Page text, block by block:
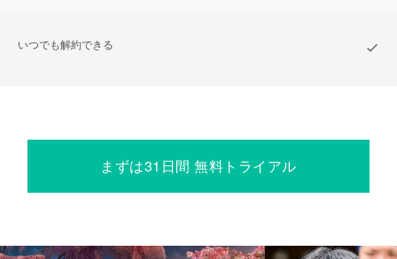
いつでも解約できる
まずは31日間 無料トライアル